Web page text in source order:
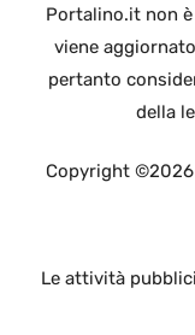
Portalino.it non
viene
pertanto
della
Copyright
Le attività